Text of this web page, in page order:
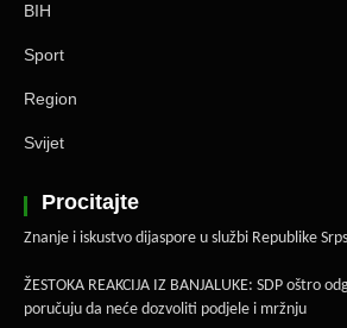
BIH
Sport
Region
Svijet
Procitajte
Znanje i iskustvo dijaspore u službi Republike
ŽESTOKA REAKCIJA IZ BANJALUKE: SDP oštro
poručuju da neće dozvoliti podjele i mržnju